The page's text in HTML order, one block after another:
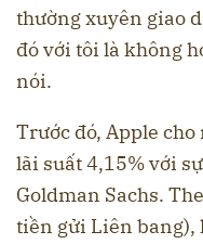
thường xuyên giao
đó với tôi là không
nói.
Trước đó, Apple
lãi suất 4,15% với
Goldman Sachs.
tiền gửi Liên